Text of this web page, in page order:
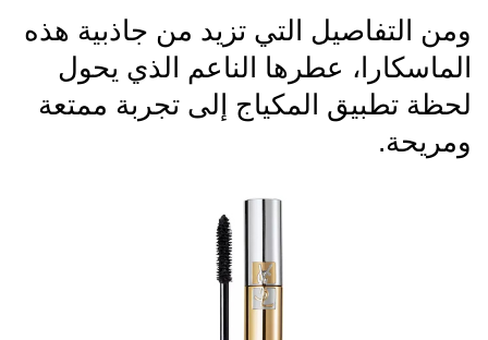
ومن التفاصيل التي تزيد من جاذبية هذه
الماسكارا، عطرها الناعم الذي يحول
لحظة تطبيق المكياج إلى تجربة ممتعة
ومريحة.